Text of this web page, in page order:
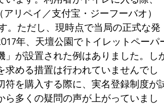
リペイ／支付宝・ジーフーバオ）
。ただし、現時点で当局の正式な発
年、天壇公園でトイレットペーパ
が設置された例はありました。し
める措置は行われていませんでし
を購入する際に、実名登録制度が
多くの疑問の声が上がっていまし